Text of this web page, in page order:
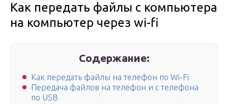
Как передать файлы с компьютера
на компьютер через wi-fi
Содержание:
Как передать файлы на телефон по Wi-Fi
Передача файлов на телефон и с телефона
по USB